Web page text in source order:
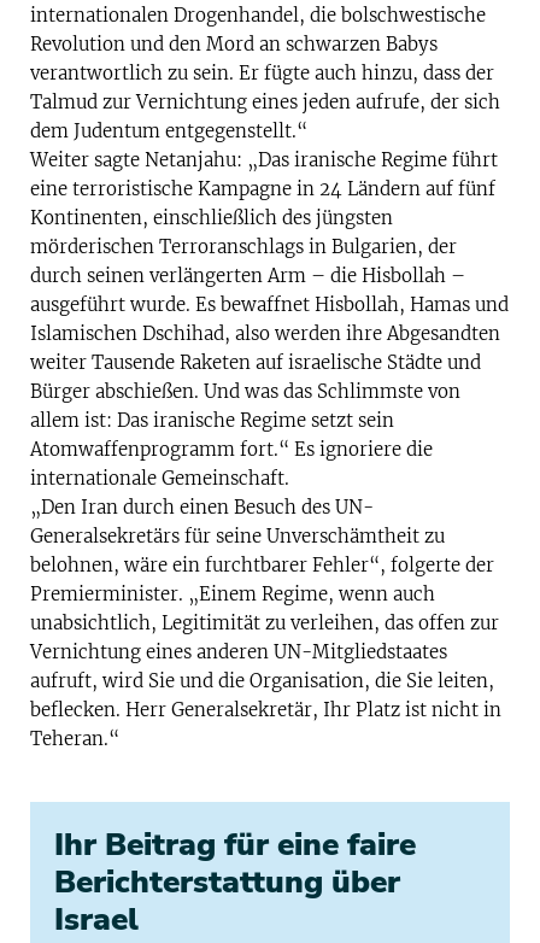
internationalen Drogenhandel, die bolschwestische
Revolution und den Mord an schwarzen Babys
verantwortlich zu sein. Er fügte auch hinzu, dass der
Talmud zur Vernichtung eines jeden aufrufe, der sich
dem Judentum entgegenstellt.“
Weiter sagte Netanjahu: „Das iranische Regime führt
eine terroristische Kampagne in 24 Ländern auf fünf
Kontinenten, einschließlich des jüngsten
mörderischen Terroranschlags in Bulgarien, der
durch seinen verlängerten Arm – die Hisbollah –
ausgeführt wurde. Es bewaffnet Hisbollah, Hamas und
Islamischen Dschihad, also werden ihre Abgesandten
weiter Tausende Raketen auf israelische Städte und
Bürger abschießen. Und was das Schlimmste von
allem ist: Das iranische Regime setzt sein
Atomwaffenprogramm fort.“ Es ignoriere die
internationale Gemeinschaft.
„Den Iran durch einen Besuch des UN-
Generalsekretärs für seine Unverschämtheit zu
belohnen, wäre ein furchtbarer Fehler“, folgerte der
Premierminister. „Einem Regime, wenn auch
unabsichtlich, Legitimität zu verleihen, das offen zur
Vernichtung eines anderen UN-Mitgliedstaates
aufruft, wird Sie und die Organisation, die Sie leiten,
beflecken. Herr Generalsekretär, Ihr Platz ist nicht in
Teheran.“
Ihr Beitrag für eine faire
Berichterstattung über
Israel